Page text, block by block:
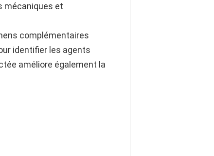
mécaniques et
complémentaires
identifier les agents
améliore également la